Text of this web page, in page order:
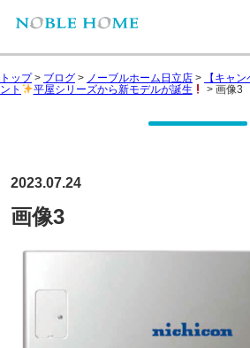
トップ> ブログ > ノーブルホーム日立店 >
【キャ
ント
平屋シリーズから新モデルが誕生 >画像3
2023.07.24
画像3